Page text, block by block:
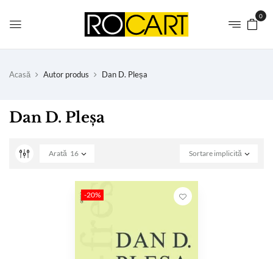
0
Acasă Autor produs Dan D. Pleșa
Dan D. Pleșa
Sortare implicită
Arată 16
-20%